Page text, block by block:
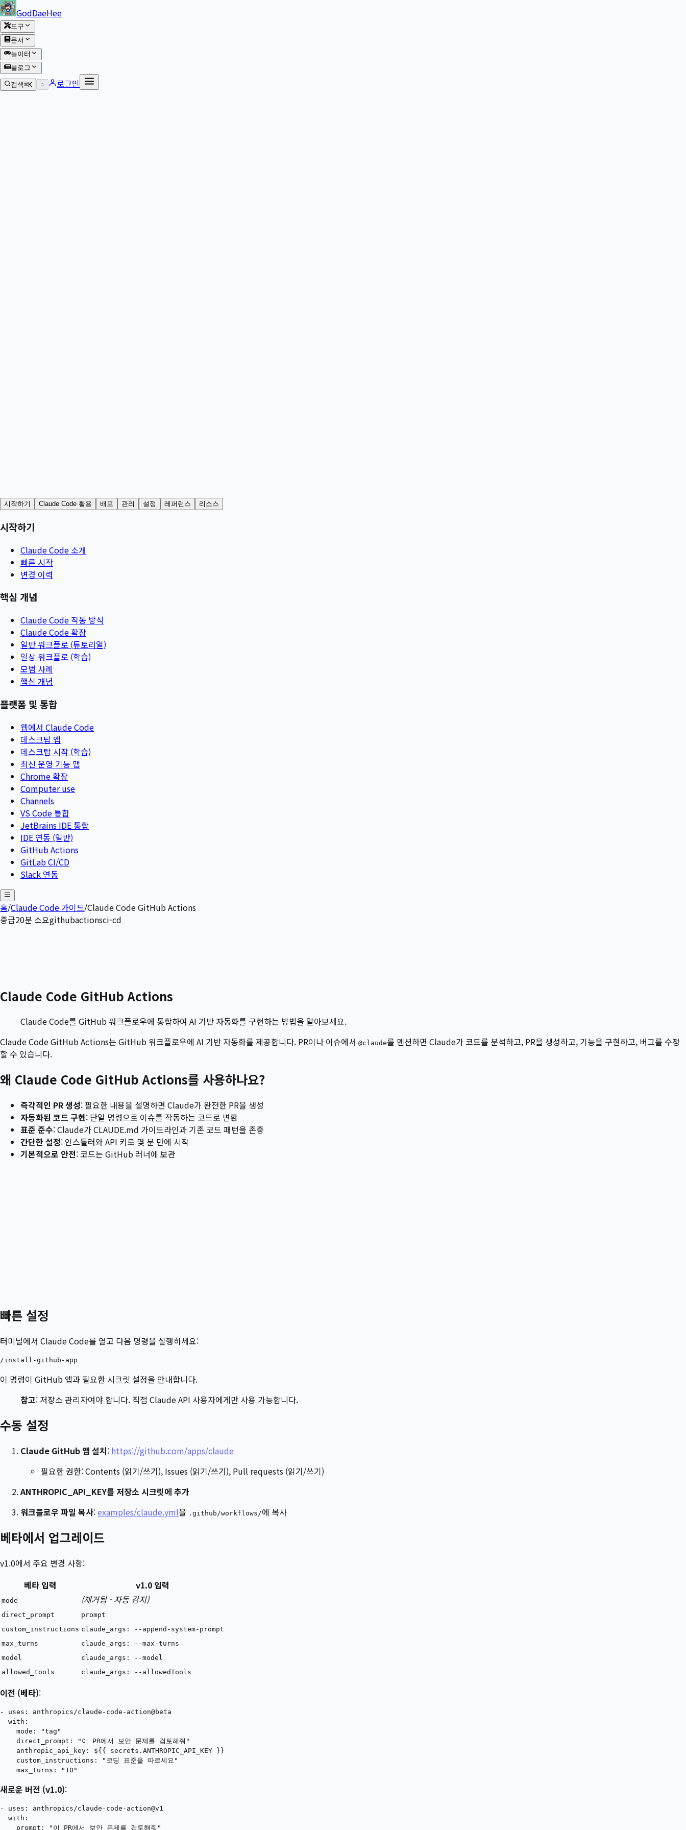
본문 바로가기
GodDaeHee
도구
문서
놀이터
블로그
검색⌘K ○
로그인
시작하기 Claude Code 활용 배포 관리 설정 레퍼런스 리소스
시작하기
Claude Code 소개
빠른 시작
변경 이력
핵심 개념
Claude Code 작동 방식
Claude Code 확장
일반 워크플로 (튜토리얼)
일상 워크플로 (학습)
모범 사례
핵심 개념
플랫폼 및 통합
웹에서 Claude Code
데스크탑 앱
데스크탑 시작 (학습)
최신 운영 기능 맵
Chrome 확장
Computer use
Channels
VS Code 통합
JetBrains IDE 통합
IDE 연동 (일반)
GitHub Actions
GitLab CI/CD
Slack 연동
홈/Claude Code 가이드/Claude Code GitHub Actions
중급20분 소요githubactionsci-cd
Claude Code GitHub Actions
Claude Code를 GitHub 워크플로우에 통합하여 AI 기반 자동화를 구현하는 방법을 알아보세요.
Claude Code GitHub Actions는 GitHub 워크플로우에 AI 기반 자동화를 제공합니다. PR이나 이슈에서 @claude를 멘션하면 Claude가 코드를 분석하고, PR을 생성하고, 기능을 구현하고, 버그를 수정
할 수 있습니다.
왜 Claude Code GitHub Actions를 사용하나요?
즉각적인 PR 생성: 필요한 내용을 설명하면 Claude가 완전한 PR을 생성
자동화된 코드 구현: 단일 명령으로 이슈를 작동하는 코드로 변환
표준 준수: Claude가 CLAUDE.md 가이드라인과 기존 코드 패턴을 존중
간단한 설정: 인스톨러와 API 키로 몇 분 만에 시작
기본적으로 안전: 코드는 GitHub 러너에 보관
빠른 설정
터미널에서 Claude Code를 열고 다음 명령을 실행하세요:
이 명령이 GitHub 앱과 필요한 시크릿 설정을 안내합니다.
참고: 저장소 관리자여야 합니다. 직접 Claude API 사용자에게만 사용 가능합니다.
수동 설정
Claude GitHub 앱 설치: https://github.com/apps/claude
필요한 권한: Contents (읽기/쓰기), Issues (읽기/쓰기), Pull requests (읽기/쓰기)
ANTHROPIC_API_KEY를 저장소 시크릿에 추가
워크플로우 파일 복사:examples/claude.yml을 .github/workflows/에 복사
베타에서 업그레이드
v1.0에서 주요 변경 사항:
베타 입력
v1.0 입력
mode (제거됨 - 자동 감지)
direct_prompt
prompt
custom_instructions claude_args: --append-system-prompt
max_turns
claude_args: --max-turns
model
claude_args: --model
allowed_tools
claude_args: --allowedTools
이전 (베타):
- uses: anthropics/claude-code-action@beta
  with:
    mode: "tag"
    direct_prompt: "이 PR에서 보안 문제를 검토해줘"
    anthropic_api_key: ${{ secrets.ANTHROPIC_API_KEY }}
    custom_instructions: "코딩 표준을 따르세요"
새로운 버전 (v1.0):
- uses: anthropics/claude-code-action@v1
  with:
    prompt: "이 PR에서 보안 문제를 검토해줘"